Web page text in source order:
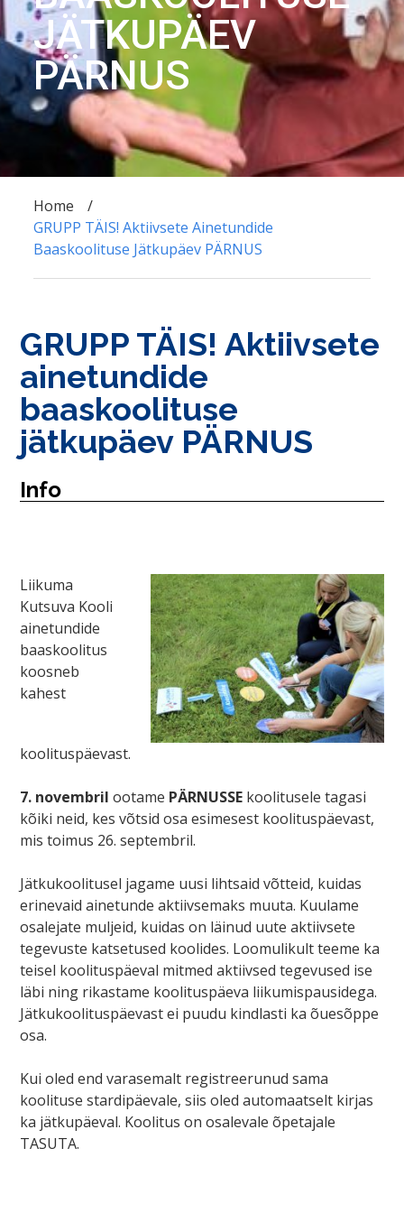
JÄTKUPÄEV
PÄRNUS
Home
GRUPP TÄIS! Aktiivsete Ainetundide
Baaskoolituse Jätkupäev PÄRNUS
GRUPP TÄIS! Aktiivsete
ainetundide
baaskoolituse
jätkupäev PÄRNUS
Info
Liikuma
Kutsuva Kooli
ainetundide
baaskoolitus
koosneb
kahest
koolituspäevast.
7. novembrilootame PÄRNUSSE koolitusele tagasi
kõiki neid, kes võtsid osa esimesest koolituspäevast,
mis toimus 26. septembril.
Jätkukoolitusel jagame uusi lihtsaid võtteid, kuidas
erinevaid ainetunde aktiivsemaks muuta. Kuulame
osalejate muljeid, kuidas on läinud uute aktiivsete
tegevuste katsetused koolides. Loomulikult teeme ka
teisel koolituspäeval mitmed aktiivsed tegevused ise
läbi ning rikastame koolituspäeva liikumispausidega.
Jätkukoolituspäevast ei puudu kindlasti ka õuesõppe
osa.
Kui oled end varasemalt registreerunud sama
koolituse stardipäevale, siis oled automaatselt kirjas
ka jätkupäeval. Koolitus on osalevale õpetajale
TASUTA.